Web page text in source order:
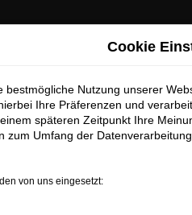
Cookie
bestmögliche Nutzung unserer
Ihre Präferenzen und
späteren Zeitpunkt Ihre
zum Umfang der
von uns eingesetzt: